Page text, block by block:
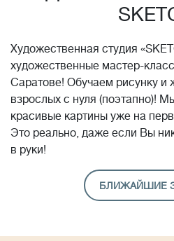
Художественная студия
художественные мастер-
Саратове! Обучаем рисунку и
взрослых с нуля (поэтапно)!
красивые картины уже на
Это реально, даже если Вы
в руки!
БЛИЖАЙШИЕ